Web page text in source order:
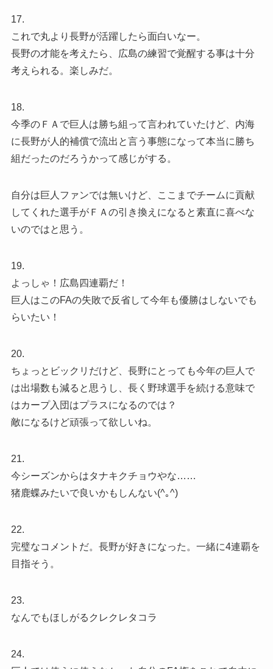
17.
これで丸より長野が活躍したら面白いなー。
長野の才能を考えたら、広島の練習で覚醒する事は十分
考えられる。楽しみだ。
18.
今季のＦＡで巨人は勝ち組って言われていたけど、内海
に長野が人的補償で流出と言う事態になって本当に勝ち
組だったのだろうかって感じがする。
自分は巨人ファンでは無いけど、ここまでチームに貢献
してくれた選手がＦＡの引き換えになると素直に喜べな
いのではと思う。
19.
よっしゃ！広島四連覇だ！
巨人はこのFAの失敗で反省して今年も優勝はしないでも
らいたい！
20.
ちょっとビックリだけど、長野にとっても今年の巨人で
は出場数も減ると思うし、長く野球選手を続ける意味で
はカープ入団はプラスになるのでは？
敵になるけど頑張って欲しいね。
21.
今シーズンからはタナキクチョウやな……
猪鹿蝶みたいで良いかもしんない(^｡^)
22.
完璧なコメントだ。長野が好きになった。一緒に4連覇を
目指そう。
23.
なんでもほしがるクレクレタコラ
24.